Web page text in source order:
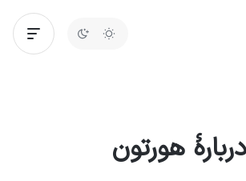
دربارهٔ هورتون